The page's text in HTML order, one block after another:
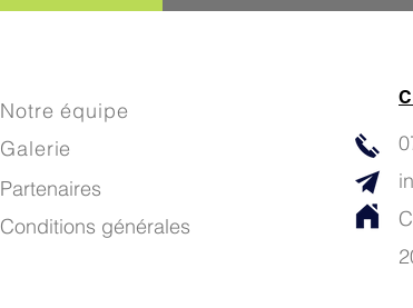
Notre équipe
Galerie
Partenaires
Conditions générales